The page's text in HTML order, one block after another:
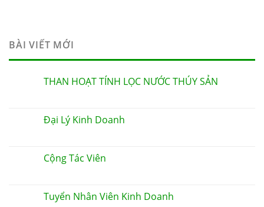
BÀI VIẾT MỚI
THAN HOẠT TÍNH LỌC NƯỚC THÚY SẢN
Đại Lý Kinh Doanh
Cộng Tác Viên
Tuyển Nhân Viên Kinh Doanh